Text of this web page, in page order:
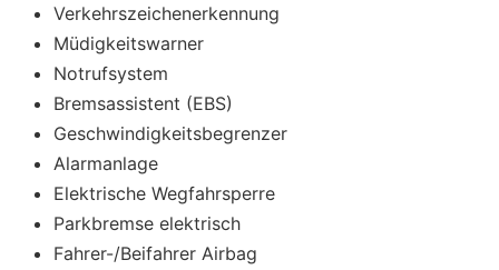
Verkehrszeichenerkennung
Müdigkeitswarner
Notrufsystem
Bremsassistent (EBS)
Geschwindigkeitsbegrenzer
Alarmanlage
Elektrische Wegfahrsperre
Parkbremse elektrisch
Fahrer-/Beifahrer Airbag